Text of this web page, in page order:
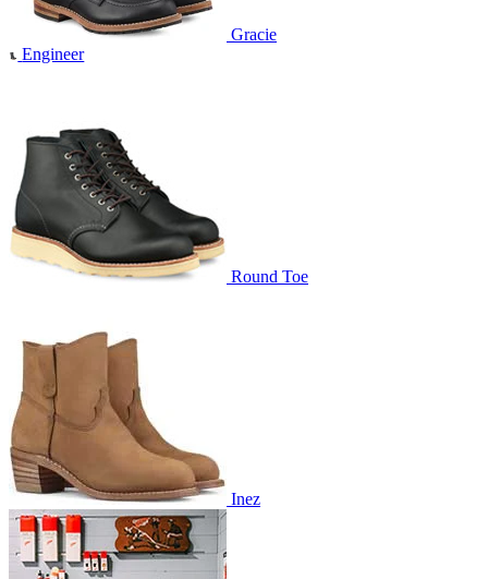
Gracie
Engineer
Round Toe
Inez